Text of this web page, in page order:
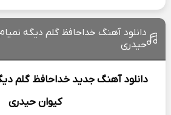
دانلود آهنگ خداحافظ گلم دیگه
حیدری
دانلود آهنگ جدید خداحافظ گلم
کیوان حیدری